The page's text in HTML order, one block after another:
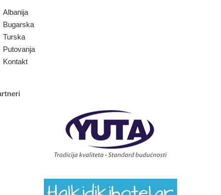
Albanija
Bugarska
Turska
Putovanja
Kontakt